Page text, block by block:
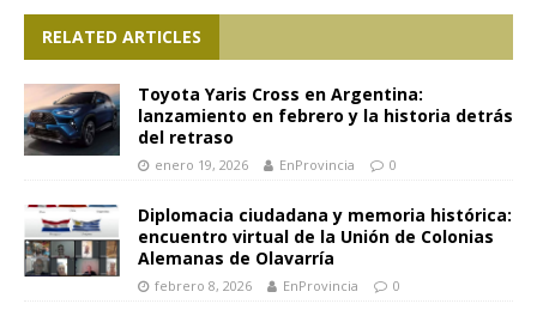
RELATED ARTICLES
Toyota Yaris Cross en Argentina:
lanzamiento en febrero y la historia detrás
del retraso
enero 19, 2026 EnProvincia 0
Diplomacia ciudadana y memoria histórica:
encuentro virtual de la Unión de Colonias
Alemanas de Olavarría
febrero 8, 2026 EnProvincia 0